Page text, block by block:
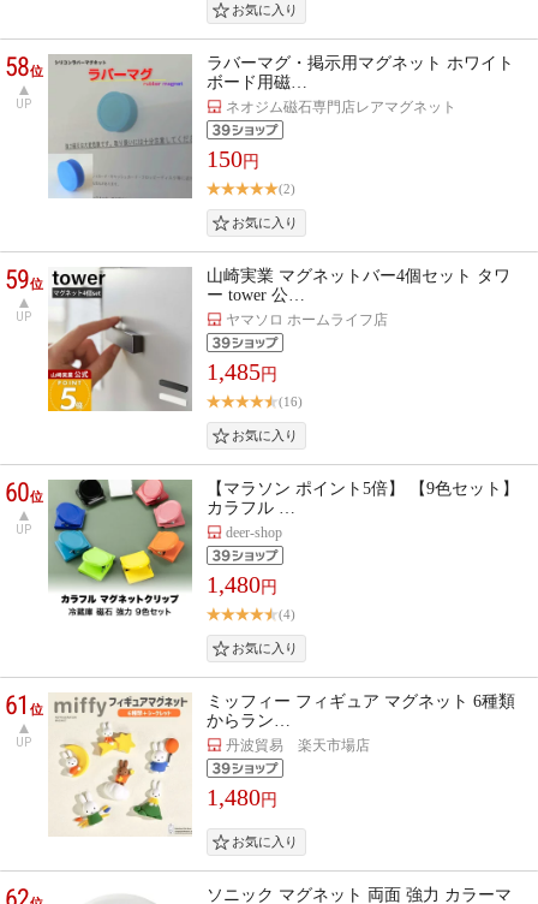
58位
UP
ラバーマグ・掲示用マグネット ホワイト
ボード用磁…
ネオジム磁石専門店レアマグネット
150円
(2)
59位
UP
山崎実業 マグネットバー4個セット タワ
ー tower 公…
ヤマソロ ホームライフ店
1,485円
(16)
60位
UP
【マラソン ポイント5倍】 【9色セット】
カラフル …
deer-shop
1,480円
(4)
61位
UP
ミッフィー フィギュア マグネット 6種類
からラン…
丹波貿易 楽天市場店
1,480円
ソニック マグネット 両面 強力 カラーマ